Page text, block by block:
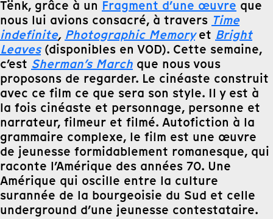
Tënk, grâce à un Fragment d’une œuvre que
nous lui avions consacré, à travers Time
indefinite, Photographic Memory et Bright
Leaves(disponibles en VOD). Cette semaine,
c’est Sherman’s March que nous vous
proposons de regarder. Le cinéaste construit
avec ce film ce que sera son style. Il y est à
la fois cinéaste et personnage, personne et
narrateur, filmeur et filmé. Autofiction à la
grammaire complexe, le film est une œuvre
de jeunesse formidablement romanesque, qui
raconte l’Amérique des années 70. Une
Amérique qui oscille entre la culture
surannée de la bourgeoisie du Sud et celle
underground d’une jeunesse contestataire.